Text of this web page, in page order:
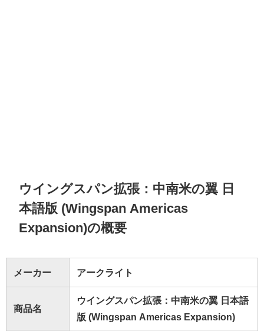
ウイングスパン拡張：中南米の翼 日
本語版 (Wingspan Americas
Expansion)の概要
メーカー アークライト
商品名
ウイングスパン拡張：中南米の翼 日本語
版 (Wingspan Americas Expansion)